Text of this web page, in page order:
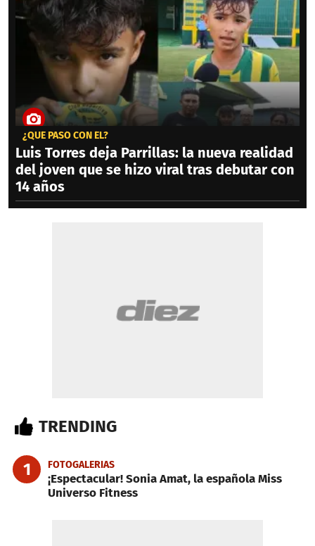
¿QUÉ PASÓ CON ÉL?
Luis Torres deja Parrillas: la nueva realidad
del joven que se hizo viral tras debutar con
14 años
TRENDING
1 FOTOGALERIAS
¡Espectacular! Sonia Amat, la española Miss
Universo Fitness